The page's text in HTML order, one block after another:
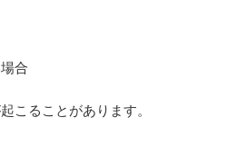
合
こることがあります。